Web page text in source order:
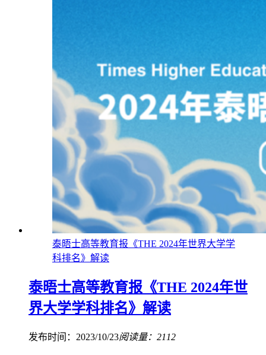
泰晤士高等教育报《THE 2024年世界大学学
科排名》解读
泰晤士高等教育报《THE 2024年世
界大学学科排名》解读
发布时间：2023/10/23阅读量：2112